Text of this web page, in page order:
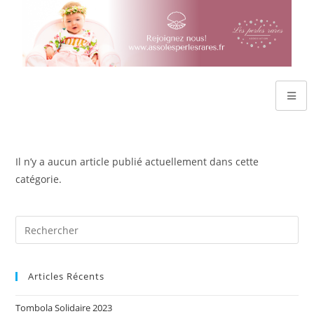
Il n’y a aucun article publié actuellement dans cette
catégorie.
Articles Récents
Tombola Solidaire 2023